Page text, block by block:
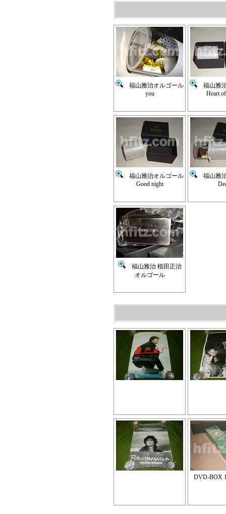
福山雅治オルゴール
you
福山雅
Heart
福山雅治オルゴール
Good night
福山雅
福山雅治 植田正治
オルゴール
DVD-BOX